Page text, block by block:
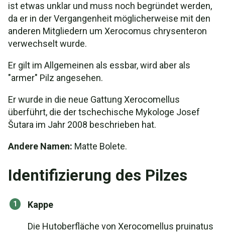
ist etwas unklar und muss noch begründet werden,
da er in der Vergangenheit möglicherweise mit den
anderen Mitgliedern um Xerocomus chrysenteron
verwechselt wurde.
Er gilt im Allgemeinen als essbar, wird aber als
"armer" Pilz angesehen.
Er wurde in die neue Gattung Xerocomellus
überführt, die der tschechische Mykologe Josef
Šutara im Jahr 2008 beschrieben hat.
Andere Namen: Matte Bolete.
Identifizierung des Pilzes
Kappe
Die Hutoberfläche von Xerocomellus pruinatus